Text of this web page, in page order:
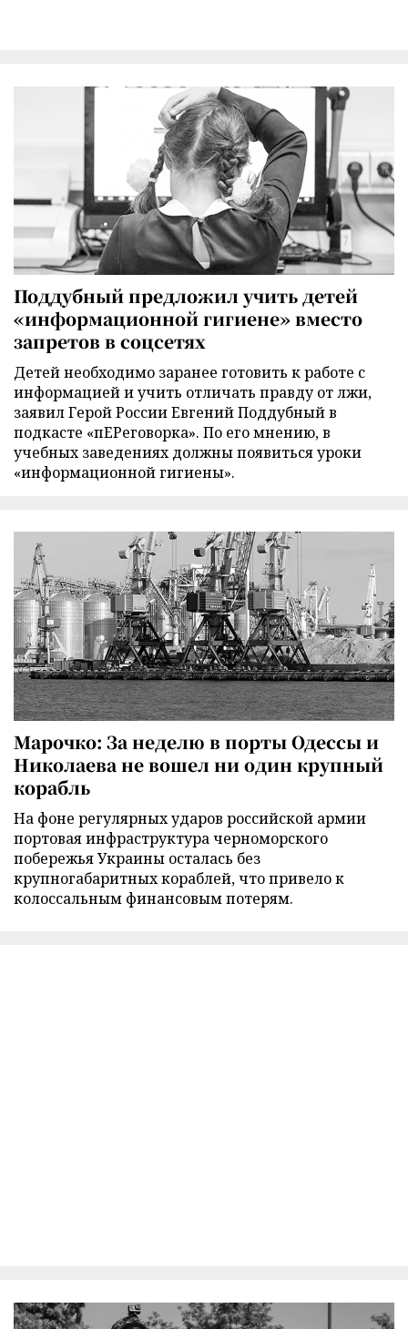
Поддубный предложил учить детей
«информационной гигиене» вместо
запретов в соцсетях
Детей необходимо заранее готовить к работе с
информацией и учить отличать правду от лжи,
заявил Герой России Евгений Поддубный в
подкасте «пЕРеговорка». По его мнению, в
учебных заведениях должны появиться уроки
«информационной гигиены».
Марочко: За неделю в порты Одессы и
Николаева не вошел ни один крупный
корабль
На фоне регулярных ударов российской армии
портовая инфраструктура черноморского
побережья Украины осталась без
крупногабаритных кораблей, что привело к
колоссальным финансовым потерям.